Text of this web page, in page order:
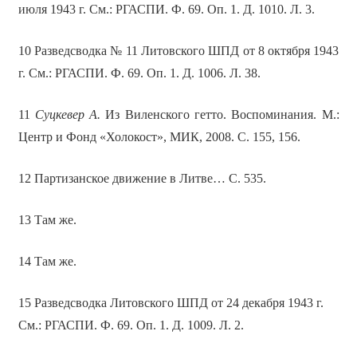
июля 1943 г. См.: РГАСПИ. Ф. 69. Оп. 1. Д. 1010. Л. 3.
10 Разведсводка № 11 Литовского ШПД от 8 октября 1943
г. См.: РГАСПИ. Ф. 69. Оп. 1. Д. 1006. Л. 38.
11 Суцкевер А. Из Виленского гетто. Воспоминания. М.:
Центр и Фонд «Холокост», МИК, 2008. С. 155, 156.
12 Партизанское движение в Литве… С. 535.
13 Там же.
14 Там же.
15 Разведсводка Литовского ШПД от 24 декабря 1943 г.
См.: РГАСПИ. Ф. 69. Оп. 1. Д. 1009. Л. 2.